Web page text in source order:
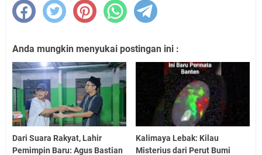
Anda mungkin menyukai postingan ini :
Dari Suara Rakyat, Lahir
Pemimpin Baru: Agus Bastian
Kalimaya Lebak: Kilau
Misterius dari Perut Bumi